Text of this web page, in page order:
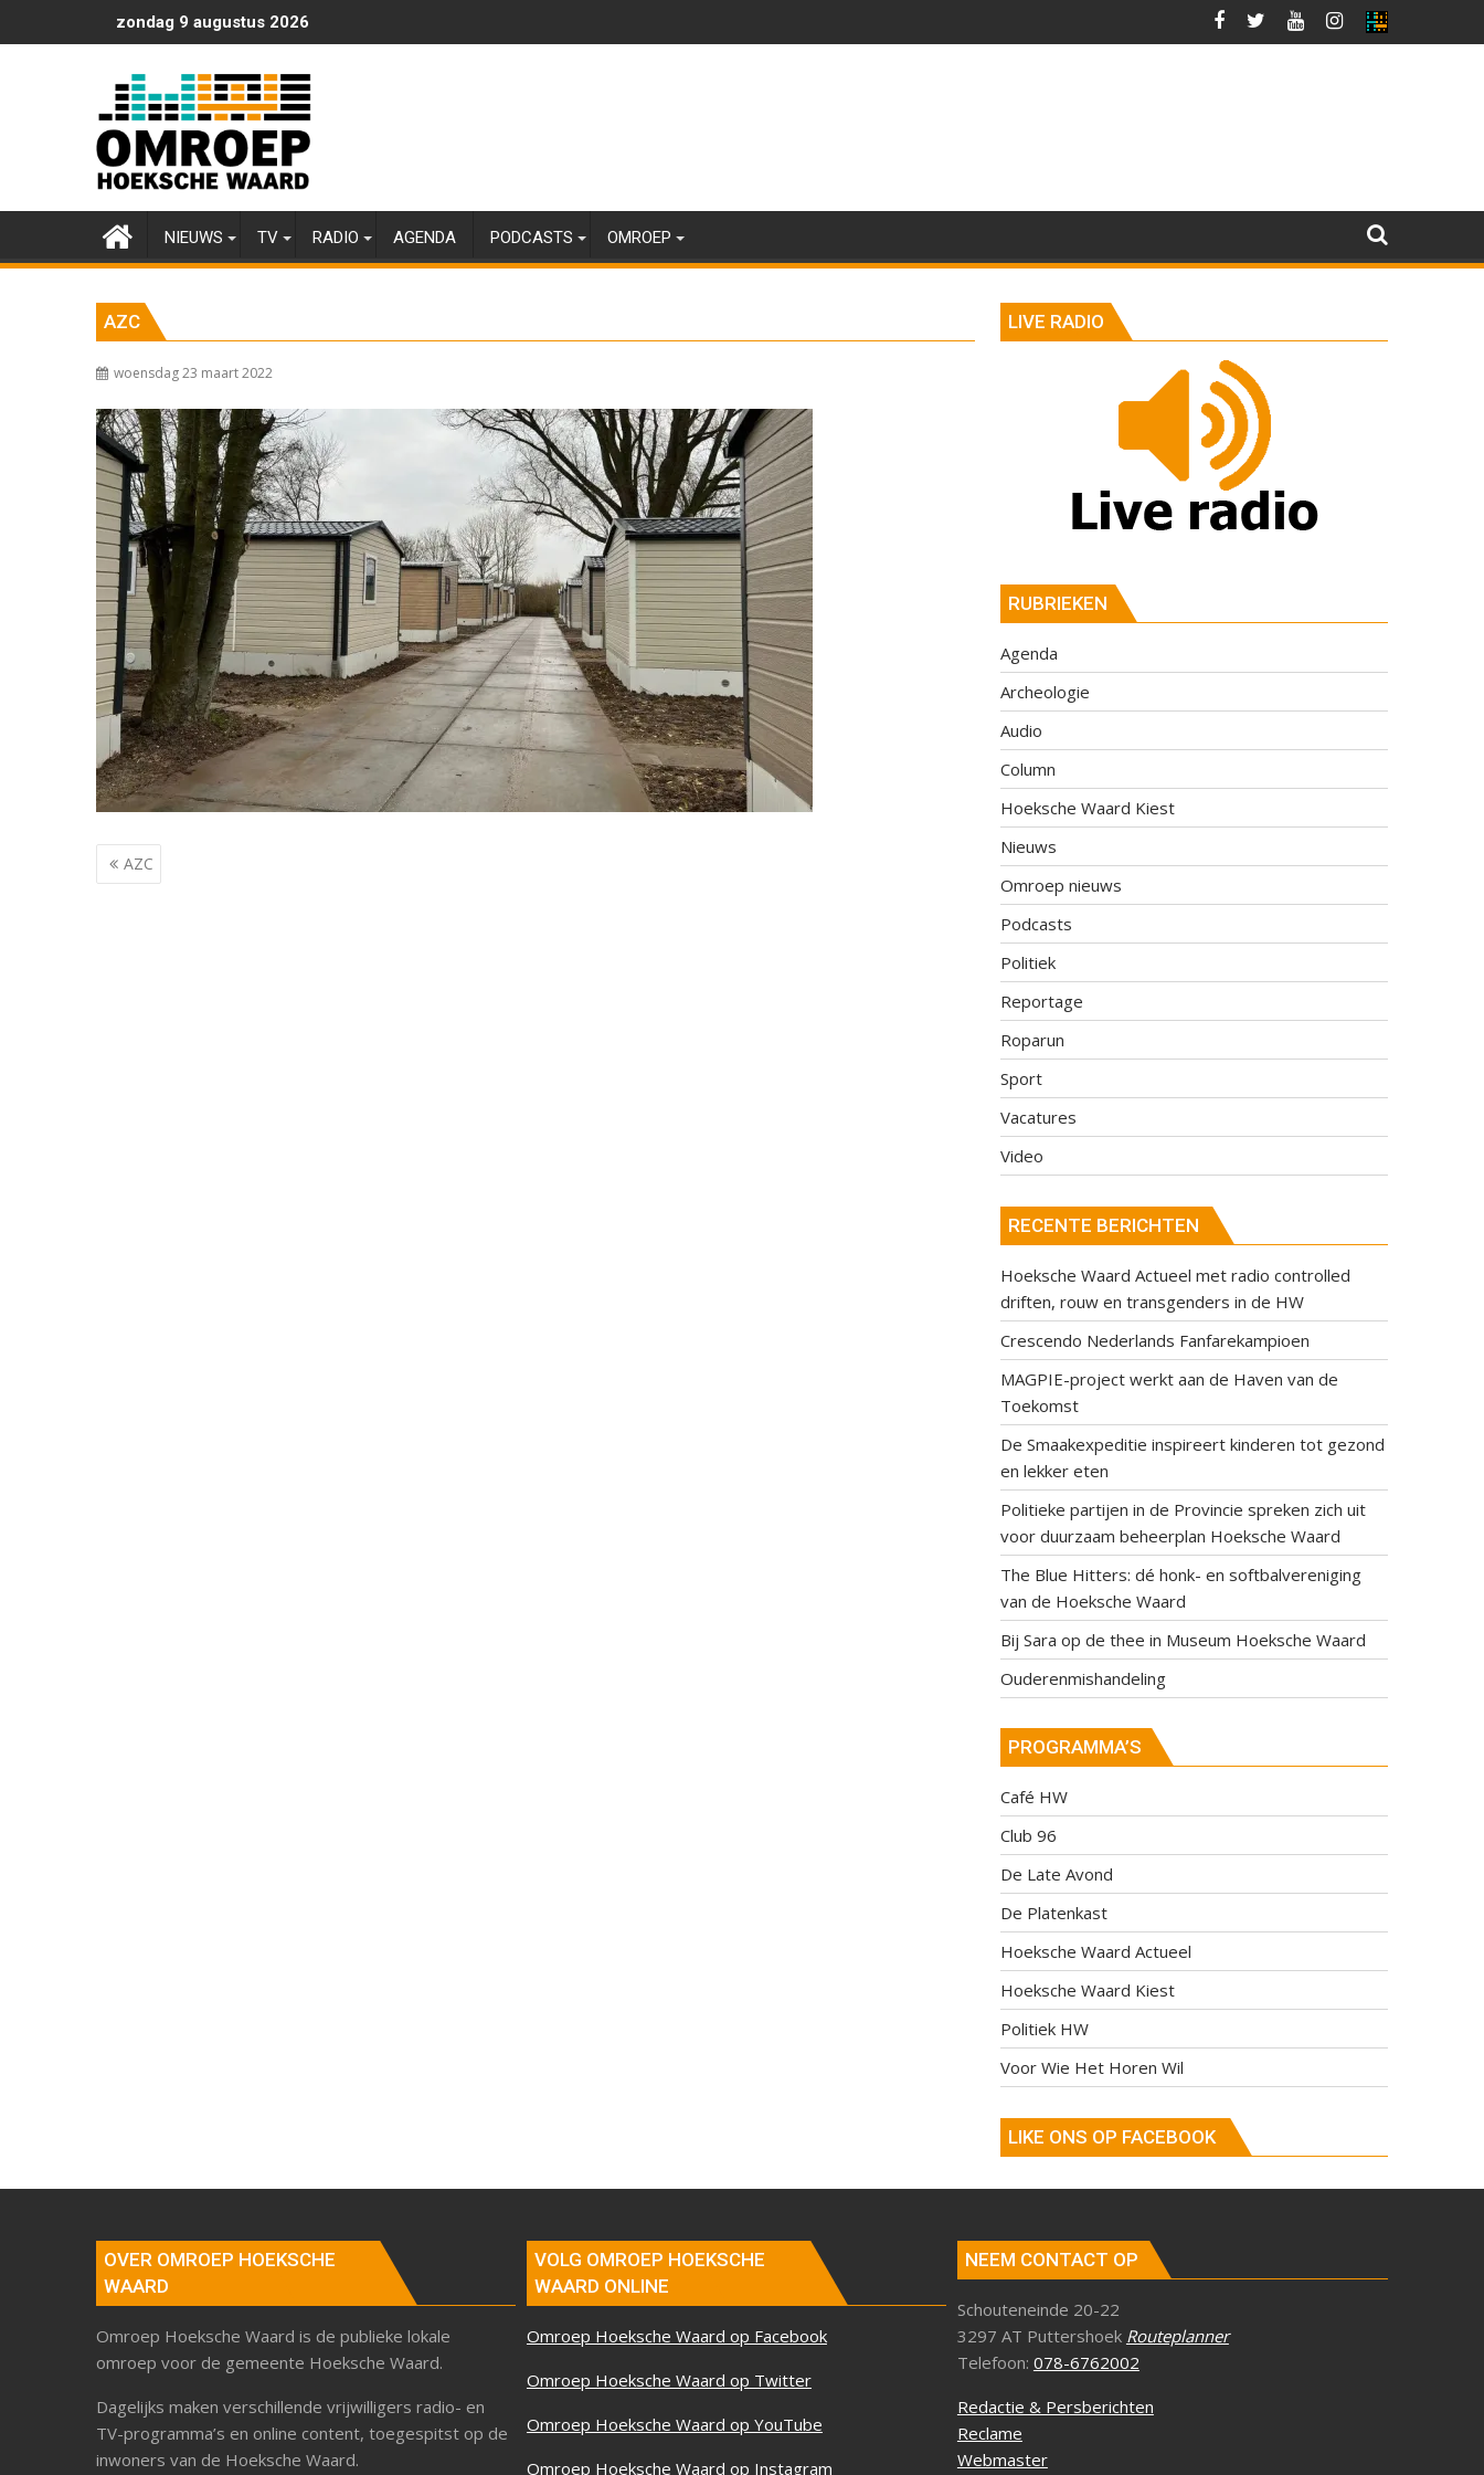
naar
zondag 9 augustus 2026
NIEUWS TV RADIO AGENDA PODCASTS OMROEP
AZC
woensdag 23 maart 2022
Berichtnavigatie
AZC
LIVE RADIO
RUBRIEKEN
Agenda
Archeologie
Audio
Column
Hoeksche Waard Kiest
Nieuws
Omroep nieuws
Podcasts
Politiek
Reportage
Roparun
Sport
Vacatures
Video
RECENTE BERICHTEN
Hoeksche Waard Actueel met radio controlled
driften, rouw en transgenders in de HW
Crescendo Nederlands Fanfarekampioen
MAGPIE-project werkt aan de Haven van de
Toekomst
De Smaakexpeditie inspireert kinderen tot gezond
en lekker eten
Politieke partijen in de Provincie spreken zich uit
voor duurzaam beheerplan Hoeksche Waard
The Blue Hitters: dé honk- en softbalvereniging
van de Hoeksche Waard
Bij Sara op de thee in Museum Hoeksche Waard
Ouderenmishandeling
PROGRAMMA’S
Café HW
Club 96
De Late Avond
De Platenkast
Hoeksche Waard Actueel
Hoeksche Waard Kiest
Politiek HW
Voor Wie Het Horen Wil
LIKE ONS OP FACEBOOK
OVER OMROEP HOEKSCHE
WAARD
Omroep Hoeksche Waard is de publieke lokale
omroep voor de gemeente Hoeksche Waard.
Dagelijks maken verschillende vrijwilligers radio- en
TV-programma’s en online content, toegespitst op de
inwoners van de Hoeksche Waard.
VOLG OMROEP HOEKSCHE
WAARD ONLINE
Omroep Hoeksche Waard op Facebook
Omroep Hoeksche Waard op Twitter
Omroep Hoeksche Waard op YouTube
Omroep Hoeksche Waard op Instagram
NEEM CONTACT OP
Schouteneinde 20-22
3297 AT Puttershoek Routeplanner
Telefoon: 078-6762002
Redactie & Persberichten
Reclame
Webmaster